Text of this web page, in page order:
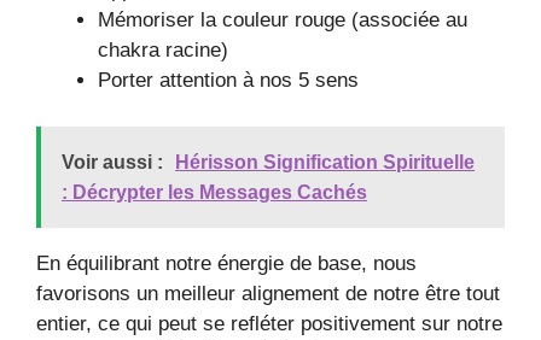
Mémoriser la couleur rouge (associée au
chakra racine)
Porter attention à nos 5 sens
Voir aussi :
Hérisson Signification Spirituelle
: Décrypter les Messages Cachés
En équilibrant notre énergie de base, nous
favorisons un meilleur alignement de notre être tout
entier, ce qui peut se refléter positivement sur notre